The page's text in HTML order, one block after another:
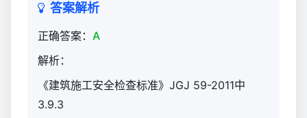
答案解析
正确答案： A
解析：
《建筑施工安全检查标准》JGJ 59-2011中
3.9.3